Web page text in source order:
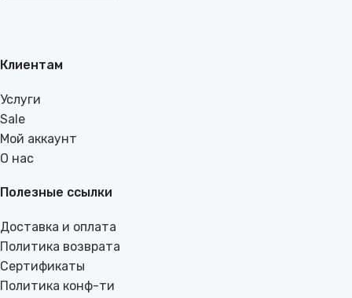
Клиентам
Услуги
Sale
Мой аккаунт
О нас
Полезные ссылки
Доставка и оплата
Политика возврата
Сертификаты
Политика конф-ти